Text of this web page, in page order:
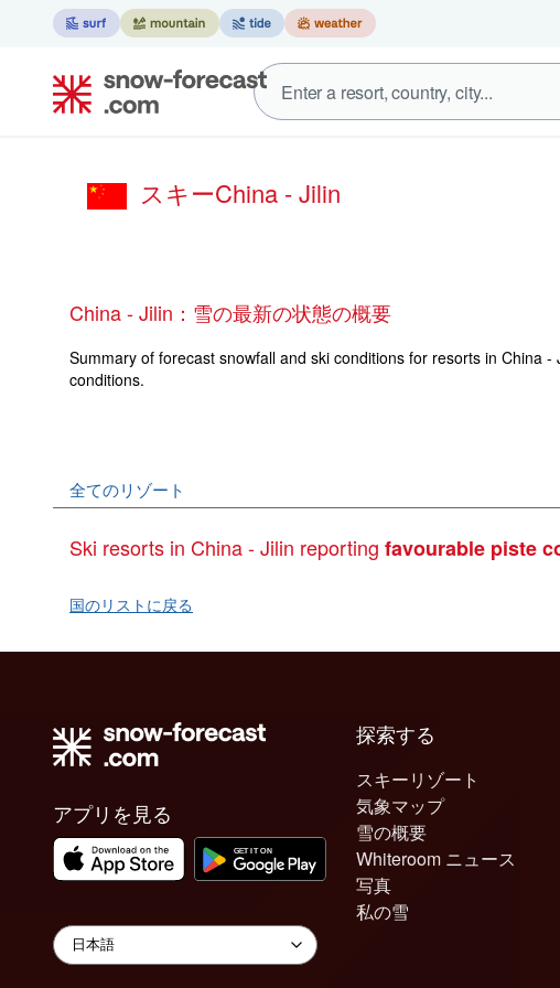
スキーChina - Jilin
China - Jilin：雪の最新の状態の概要
Summary of forecast snowfall and ski conditions for resorts in China
conditions.
全てのリゾート
Ski resorts in China - Jilin reporting favourable piste
国のリストに戻る
アプリを見る
探索する
スキーリゾート
気象マップ
雪の概要
Whiteroom ニュース
写真
私の雪